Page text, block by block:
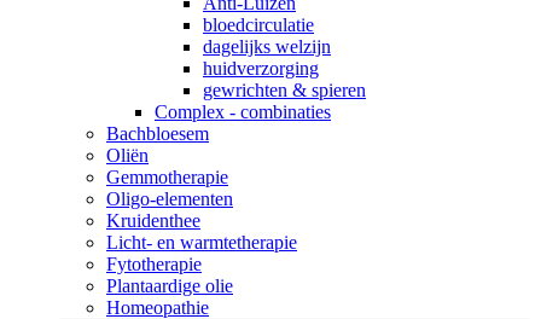
bloedcirculatie
dagelijks welzijn
huidverzorging
gewrichten & spieren
Complex - combinaties
Bachbloesem
Oliën
Gemmotherapie
Oligo-elementen
Kruidenthee
Licht- en warmtetherapie
Fytotherapie
Plantaardige olie
Homeopathie